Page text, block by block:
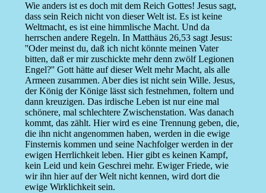
Wie anders ist es doch mit dem Reich Gottes! Jesus sagt,
dass sein Reich nicht von dieser Welt ist. Es ist keine
Weltmacht, es ist eine himmlische Macht. Und da
herrschen andere Regeln. In Matthäus 26,53 sagt Jesus:
''Oder meinst du, daß ich nicht könnte meinen Vater
bitten, daß er mir zuschickte mehr denn zwölf Legionen
Engel?'' Gott hätte auf dieser Welt mehr Macht, als alle
Armeen zusammen. Aber dies ist nicht sein Wille. Jesus,
der König der Könige lässt sich festnehmen, foltern und
dann kreuzigen. Das irdische Leben ist nur eine mal
schönere, mal schlechtere Zwischenstation. Was danach
kommt, das zählt. Hier wird es eine Trennung geben, die,
die ihn nicht angenommen haben, werden in die ewige
Finsternis kommen und seine Nachfolger werden in der
ewigen Herrlichkeit leben. Hier gibt es keinen Kampf,
kein Leid und kein Geschrei mehr. Ewiger Friede, wie
wir ihn hier auf der Welt nicht kennen, wird dort die
ewige Wirklichkeit sein.